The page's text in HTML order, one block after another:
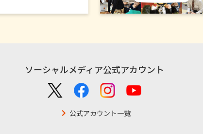
ソーシャルメディア公式アカウント
公式アカウント一覧